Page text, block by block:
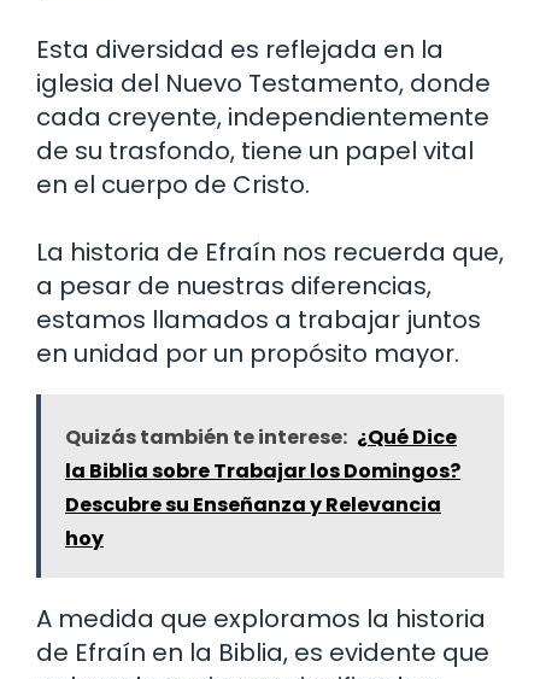
Esta diversidad es reflejada en la
iglesia del Nuevo Testamento, donde
cada creyente, independientemente
de su trasfondo, tiene un papel vital
en el cuerpo de Cristo.
La historia de Efraín nos recuerda que,
a pesar de nuestras diferencias,
estamos llamados a trabajar juntos
en unidad por un propósito mayor.
Quizás también te interese: ¿Qué Dice
la Biblia sobre Trabajar los Domingos?
Descubre su Enseñanza y Relevancia
hoy
A medida que exploramos la historia
de Efraín en la Biblia, es evidente que